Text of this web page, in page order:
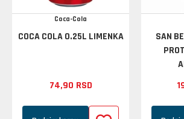
Coca-Cola
COCA COLA 0.25L LIMENKA
74,90 RSD
SAN